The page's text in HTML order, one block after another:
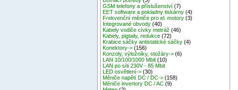
GSM telefony a příslušenství (7)
EET software a pokladny tiskárny (4)
Frekvenční měniče pro el. motory (3)
Integrované obvody (40)
Kabely vodiče cívky metráž (46)
Kabely, pigtaily, redukce (72)
Krabice sáčky antistatické sáčky (4)
Konektory-> (156)
Konzoly, výložníky, stožáry-> (6)
LAN 10/100/1000 Mbit (10)
LAN po síti 230V - 85 Mbit
LED osvětlení-> (30)
Měniče napětí DC / DC-> (158)
Měniče invertory DC / AC (9)